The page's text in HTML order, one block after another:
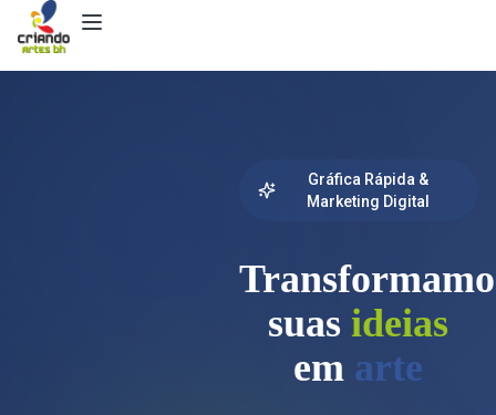
Gráfica Rápida &
Marketing Digital
suasideias
em arte